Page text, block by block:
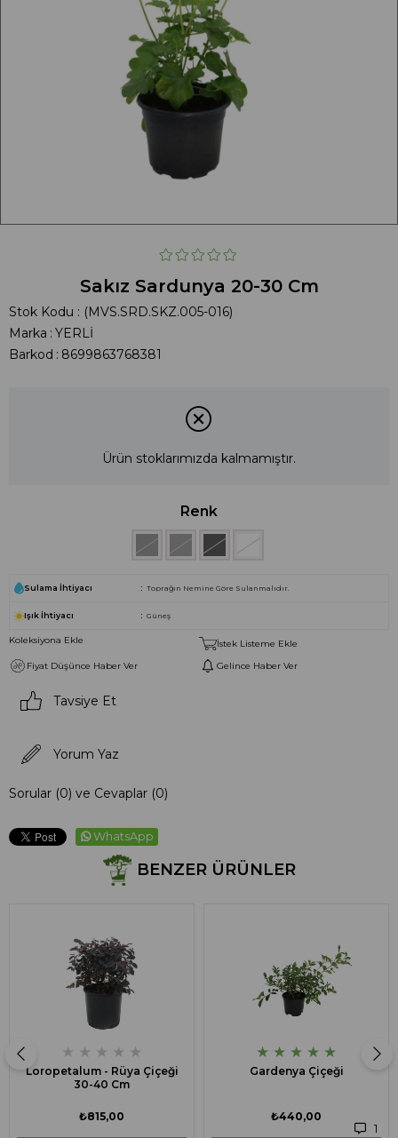
Sakız Sardunya 20-30 Cm
Stok Kodu
(MVS.SRD.SKZ.005-016)
Marka : YERLİ
Barkod : 8699863768381
Ürün stoklarımızda kalmamıştır.
Renk
Sulama İhtiyacı Toprağın Nemine Göre Sulanmalıdır.
Işık İhtiyacı Güneş
Koleksiyona Ekle
İstek Listeme Ekle
Fiyat Düşünce Haber Ver
Gelince Haber Ver
Tavsiye Et
Yorum Yaz
Sorular (0) ve Cevaplar (0)
WhatsApp
BENZER ÜRÜNLER
★ ★ ★ ★ ★
Loropetalum - Rüya Çiçeği
30-40 Cm
₺815,00
★ ★ ★ ★ ★
Gardenya Çiçeği
1
₺440,00